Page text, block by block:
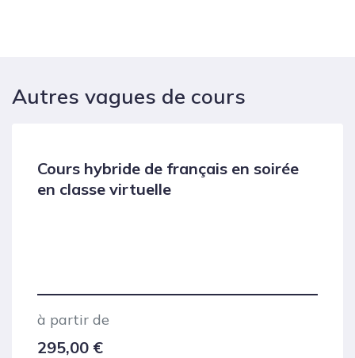
Autres vagues de cours
Cours hybride de français en soirée
en classe virtuelle
à partir de
295,00 €